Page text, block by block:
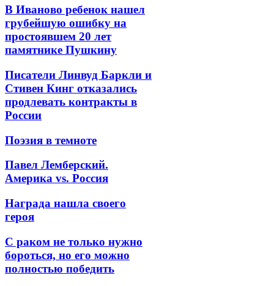
В Иваново ребенок нашел
грубейшую ошибку на
простоявшем 20 лет
памятнике Пушкину
Писатели Линвуд Баркли и
Стивен Кинг отказались
продлевать контракты в
России
Поэзия в темноте
Павел Лемберский.
Америка vs. Россия
Награда нашла своего
героя
С раком не только нужно
бороться, но его можно
полностью победить